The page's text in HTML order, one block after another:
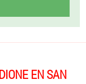
EN SAN